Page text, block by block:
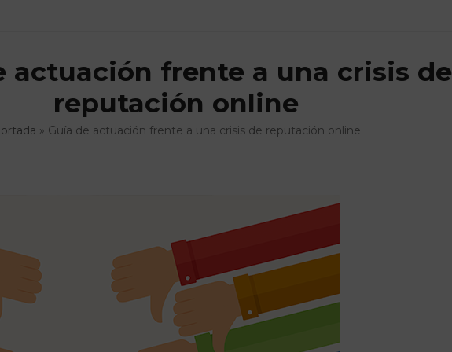
actuación frente a una crisis de
reputación online
» Guía de actuación frente a una crisis de reputación online